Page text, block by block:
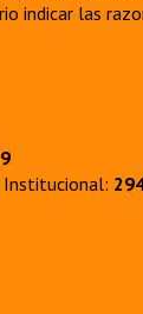
indicar las
Institucional: